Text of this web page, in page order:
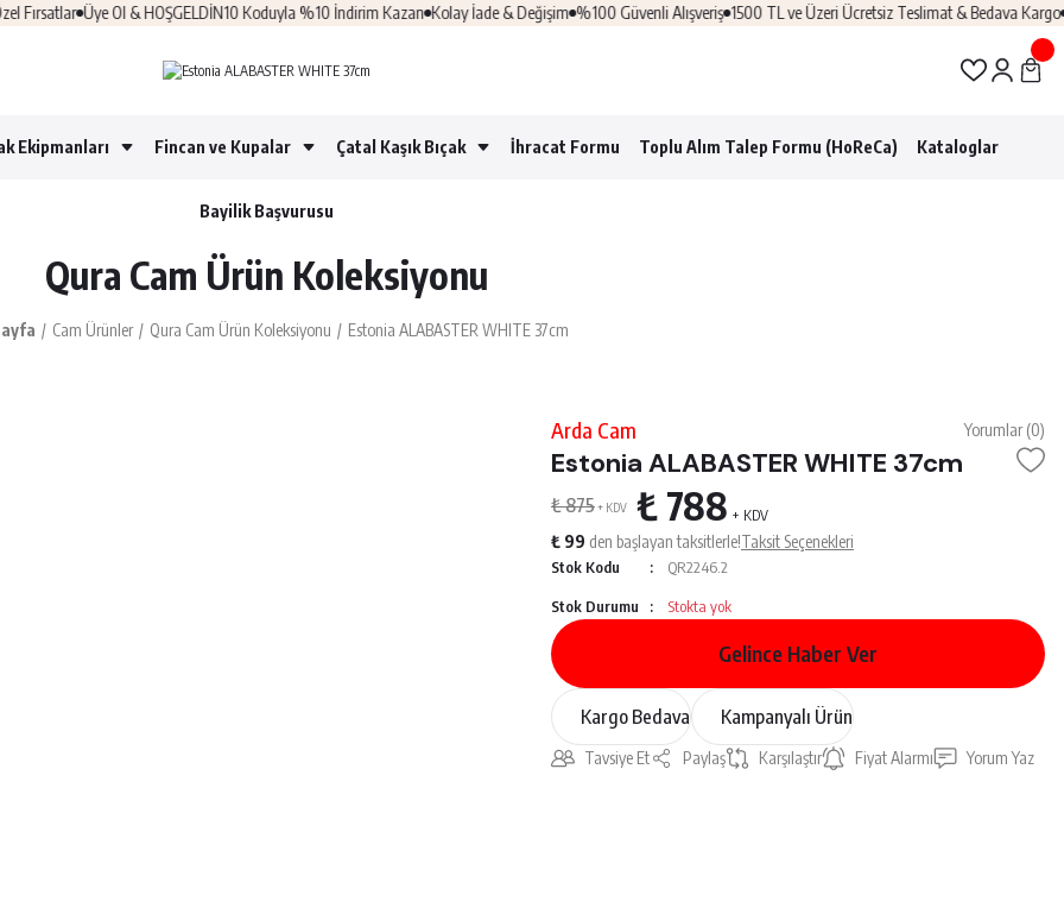
Üye Ol & HOŞGELDİN10 Koduyla %10 İndirim Kazan Kolay İade & Değişim %100 Güvenli Alışveriş 1500 TL ve Üzeri Ücretsiz Teslimat & Bedava Kargo
Ekipmanları Fincan ve Kupalar Çatal Kaşık Bıçak İhracat Formu Toplu Alım Talep Formu (HoReCa) Kataloglar
Bayilik Başvurusu
Qura Cam Ürün Koleksiyonu
Cam Ürünler Qura Cam Ürün Koleksiyonu Estonia ALABASTER WHITE 37cm
Arda Cam Yorumlar (0)
Estonia ALABASTER WHITE 37cm
₺ 875+ KDV ₺ 788 + KDV
₺ 99 den başlayan taksitlerle!Taksit Seçenekleri
Stok Kodu QR2246.2
Stok Durumu Stokta yok
Gelince Haber Ver
Kargo Bedava Kampanyalı Ürün
Tavsiye Et Paylaş Karşılaştır Fiyat Alarmı Yorum Yaz